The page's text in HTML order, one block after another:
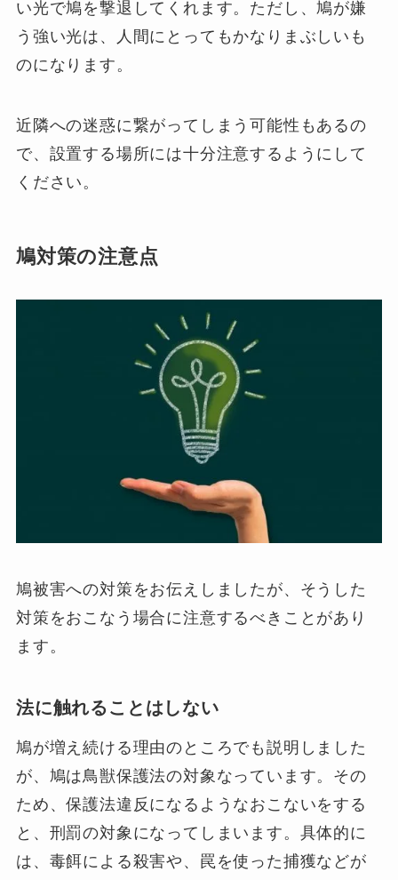
い光で鳩を撃退してくれます。ただし、鳩が嫌
う強い光は、人間にとってもかなりまぶしいも
のになります。
近隣への迷惑に繋がってしまう可能性もあるの
で、設置する場所には十分注意するようにして
ください。
鳩対策の注意点
鳩被害への対策をお伝えしましたが、そうした
対策をおこなう場合に注意するべきことがあり
ます。
法に触れることはしない
鳩が増え続ける理由のところでも説明しました
が、鳩は鳥獣保護法の対象なっています。その
ため、保護法違反になるようなおこないをする
と、刑罰の対象になってしまいます。具体的に
は、毒餌による殺害や、罠を使った捕獲などが